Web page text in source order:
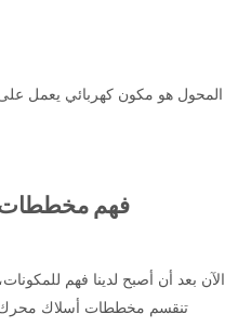
المحول هو مكون كهربائي يعمل
فهم مخططات
الآن بعد أن أصبح لدينا فهم
تنقسم مخططات أسلاك محرك